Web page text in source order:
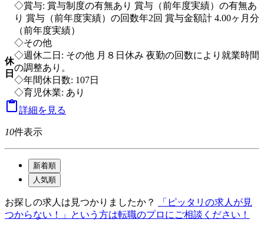
◇賞与: 賞与制度の有無あり 賞与（前年度実績）の有無あ
り 賞与（前年度実績）の回数年2回 賞与金額計 4.00ヶ月分
（前年度実績）
休
日
◇その他
◇週休二日: その他 月８日休み 夜勤の回数により就業時間
の調整あり。
◇年間休日数: 107日
◇育児休業: あり
詳細を見る
10件表示
新着順
人気順
お探しの求人は見つかりましたか？
「ピッタリの求人が見
つからない！」という方は転職のプロにご相談ください！